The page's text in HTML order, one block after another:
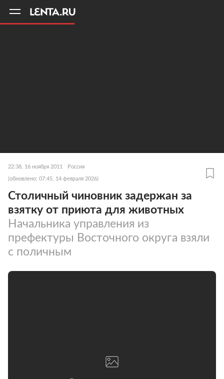
22:38, 16 ноября 2011 Россия
(обновлено: 07:45, 14 февраля 2026)
Столичный чиновник задержан за
взятку от приюта для животных
Начальника управления из
префектуры Восточного округа взяли
с поличным